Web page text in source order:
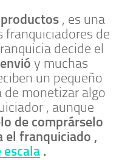
, es una
franquiciadores de
decide el
y muchas
un pequeño
de monetizar algo
, aunque
de comprárselo
el franquiciado ,
escala .